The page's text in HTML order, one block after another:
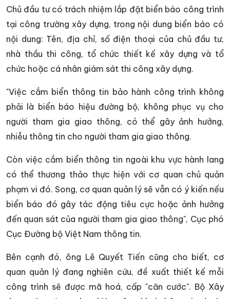
Chủ đầu tư có trách nhiệm lắp đặt biển báo công trình
tại công trường xây dựng, trong nội dung biển báo có
nội dung: Tên, địa chỉ, số điện thoại của chủ đầu tư,
nhà thầu thi công, tổ chức thiết kế xây dựng và tổ
chức hoặc cá nhân giám sát thi công xây dựng.
"Việc cắm biển thông tin bảo hành công trình không
phải là biển báo hiệu đường bộ, không phục vụ cho
người tham gia giao thông, có thể gây ảnh hưởng,
nhiễu thông tin cho người tham gia giao thông.
Còn việc cắm biển thông tin ngoài khu vực hành lang
có thể thương thảo thực hiện với cơ quan chủ quản
phạm vi đó. Song, cơ quan quản lý sẽ vẫn có ý kiến nếu
biển báo đó gây tác động tiêu cực hoặc ảnh hưởng
đến quan sát của người tham gia giao thông", Cục phó
Cục Đường bộ Việt Nam thông tin.
Bên cạnh đó, ông Lê Quyết Tiến cũng cho biết, cơ
quan quản lý đang nghiên cứu, đề xuất thiết kế mỗi
công trình sẽ được mã hoá, cấp "căn cước". Bộ Xây